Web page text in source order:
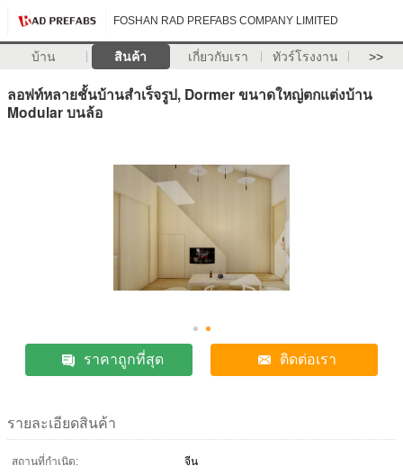
FOSHAN RAD PREFABS COMPANY LIMITED
บ้าน สินค้า เกี่ยวกับเรา ทัวร์โรงงาน >>
ลอฟท์หลายชั้นบ้านสำเร็จรูป, Dormer ขนาดใหญ่ตกแต่งบ้าน
Modular บนล้อ
ราคาถูกที่สุด ติดต่อเรา
รายละเอียดสินค้า
สถานที่กำเนิด:
จีน